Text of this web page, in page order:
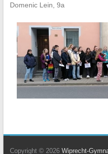
Domenic Lein, 9a
Copyright © 2026 Wiprecht-